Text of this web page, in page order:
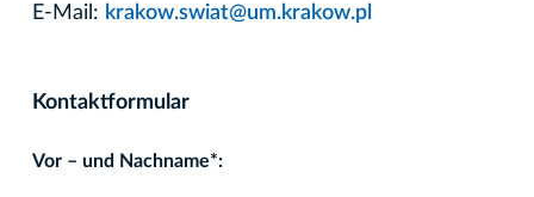
E-Mail: krakow.swiat@um.krakow.pl
Kontaktformular
Vor – und Nachname*: